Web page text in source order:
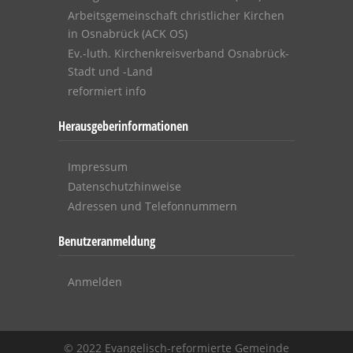
Arbeitsgemeinschaft christlicher Kirchen
in Osnabrück (ACK OS)
Ev.-luth. Kirchenkreisverband Osnabrück-
Stadt und -Land
reformiert info
Herausgeberinformationen
Impressum
Datenschutzhinweise
Adressen und Telefonnummern
Benutzeranmeldung
Anmelden
© 2022 Evangelisch-reformierte Gemeinde